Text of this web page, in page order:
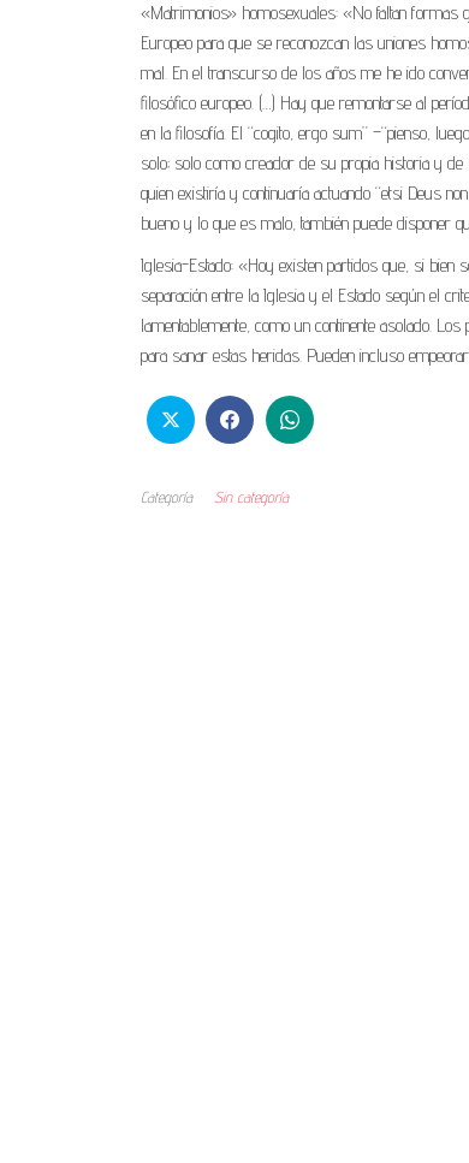
«Matrimonios» homosexuales: «No faltan formas
Europeo para que se reconozcan las uniones
mal. En el transcurso de los años me he ido
filosófico europeo. (…) Hay que remontarse al
en la filosofía. El “cogito, ergo sum” –“pienso,
solo; solo como creador de su propia historia y
quien existiría y continuaría actuando “etsi Deus
bueno y lo que es malo, también puede disponer
Iglesia-Estado: «Hoy existen partidos que, si bien
separación entre la Iglesia y el Estado según el
lamentablemente, como un continente asolado.
para sanar estas heridas. Pueden incluso
Categoría Sin categoría